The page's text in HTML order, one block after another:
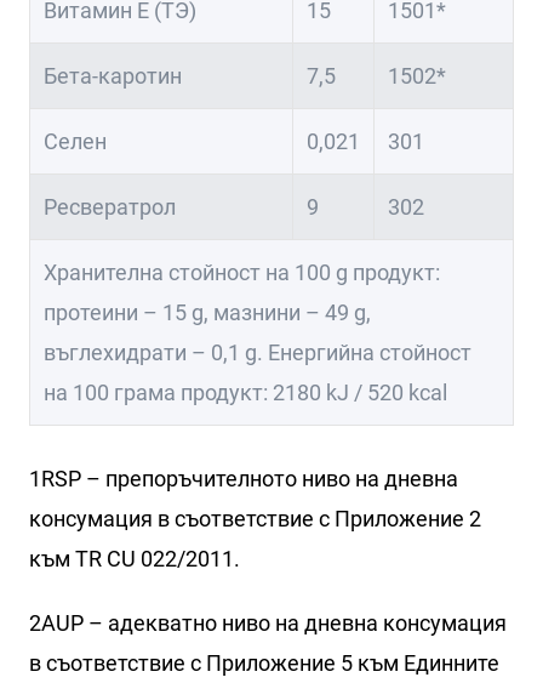
Витамин Е (ТЭ) 15 1501*
Бета-каротин 7,5 1502*
Селен 0,021 301
Ресвератрол 9 302
Хранителна стойност на 100 g продукт:
протеини – 15 g, мазнини – 49 g,
въглехидрати – 0,1 g. Енергийна стойност
на 100 грама продукт: 2180 kJ / 520 kcal
1RSP – препоръчителното ниво на дневна
консумация в съответствие с Приложение 2
към TR CU 022/2011.
2AUP – адекватно ниво на дневна консумация
в съответствие с Приложение 5 към Единните